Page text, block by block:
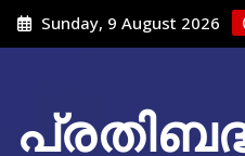
Skip
to
Sunday, 9 August 2026